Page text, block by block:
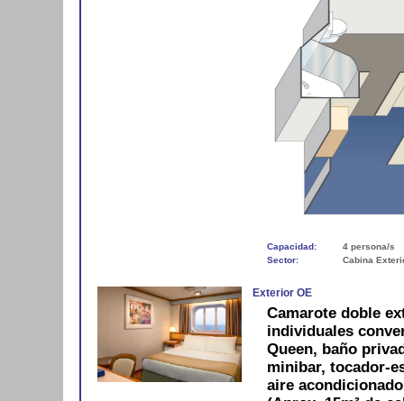
Capacidad:
4 persona/s
Sector:
Cabina
Exterior OE
Camarote doble
individuales
Queen, baño
minibar, tocador-
aire